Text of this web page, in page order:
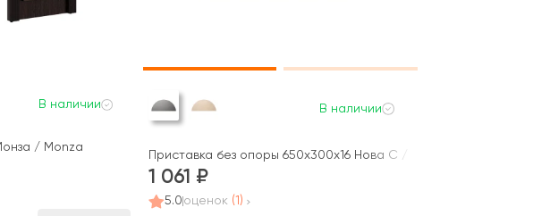
В наличии
/ Monza
В наличии
Приставка без опоры 650x300x16 Нова С / Nova S
1 061
5.0 оценок (1)